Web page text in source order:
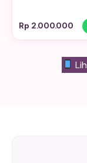
Rp 2.000.000